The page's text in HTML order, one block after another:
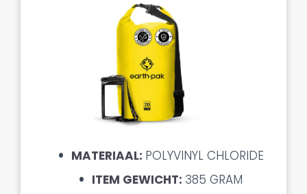
MATERIAAL: POLYVINYL CHLORIDE
ITEM GEWICHT: 385 GRAM